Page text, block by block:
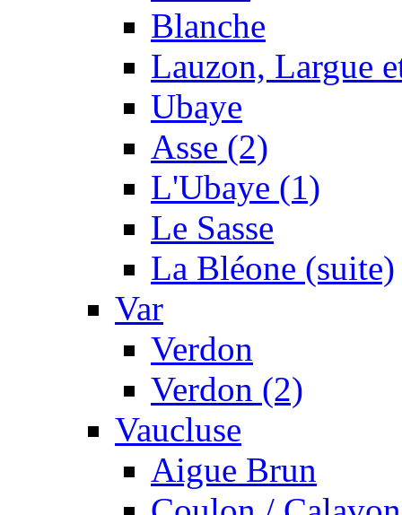
Blanche
Lauzon, Largue
Ubaye
Asse (2)
L'Ubaye (1)
Le Sasse
La Bléone (suite)
Var
Verdon
Verdon (2)
Vaucluse
Aigue Brun